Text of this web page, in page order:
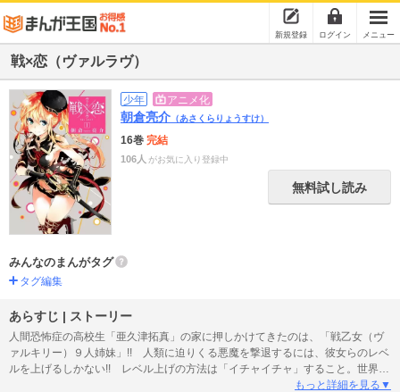
新規登録 ログイン メニュー
戦×恋（ヴァルラヴ）
少年 アニメ化
朝倉亮介 （あさくらりょうすけ）
16巻 完結
106人 がお気に入り登録中
無料試し読み
みんなのまんがタグ
タグ編集
あらすじ | ストーリー
人間恐怖症の高校生「亜久津拓真」の家に押しかけてきたのは、「戦乙女（ヴ
ァルキリー）９人姉妹」!! 人類に迫りくる悪魔を撃退するには、彼女らのレベ
ルを上げるしかない!! レベル上げの方法は「イチャイチャ」すること。世界を
もっと詳細を見る▼